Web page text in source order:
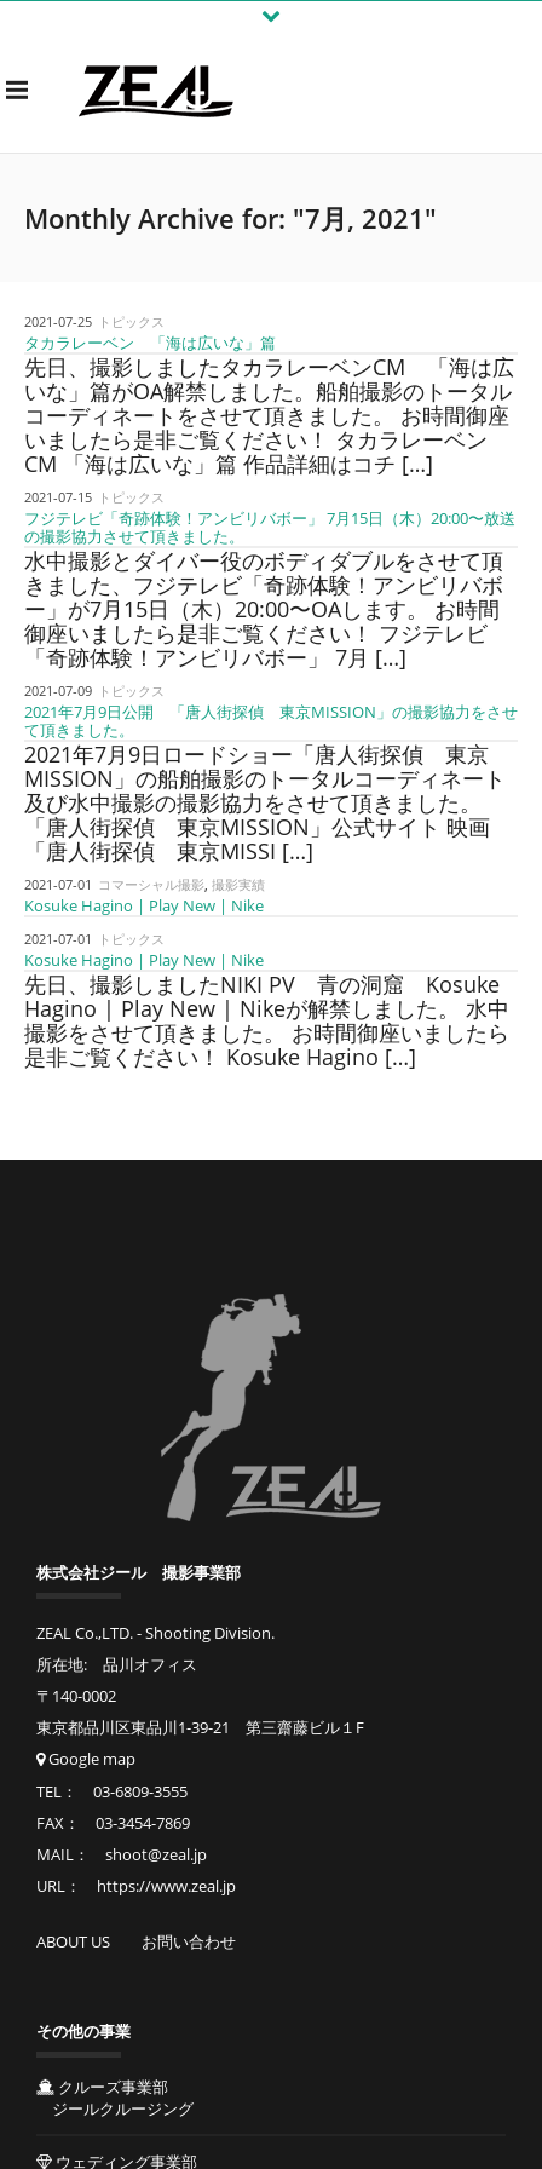
Monthly Archive for: "7月, 2021"
2021-07-25 トピックス
タカラレーベン 「海は広いな」篇
先日、撮影しましたタカラレーベンCM 「海は広
いな」篇がOA解禁しました。船舶撮影のトータル
コーディネートをさせて頂きました。 お時間御座
いましたら是非ご覧ください！ タカラレーベン
CM 「海は広いな」篇 作品詳細はコチ […]
2021-07-15 トピックス
フジテレビ「奇跡体験！アンビリバボー」 7月15日（木）20:00〜放送
の撮影協力させて頂きました。
水中撮影とダイバー役のボディダブルをさせて頂
きました、フジテレビ「奇跡体験！アンビリバボ
ー」が7月15日（木）20:00〜OAします。 お時間
御座いましたら是非ご覧ください！ フジテレビ
「奇跡体験！アンビリバボー」 7月 […]
2021-07-09 トピックス
2021年7月9日公開 「唐人街探偵 東京MISSION」の撮影協力をさせ
て頂きました。
2021年7月9日ロードショー「唐人街探偵 東京
MISSION」の船舶撮影のトータルコーディネート
及び水中撮影の撮影協力をさせて頂きました。
「唐人街探偵 東京MISSION」公式サイト 映画
「唐人街探偵 東京MISSI […]
2021-07-01 コマーシャル撮影, 撮影実績
Kosuke Hagino | Play New | Nike
2021-07-01 トピックス
Kosuke Hagino | Play New | Nike
先日、撮影しましたNIKI PV 青の洞窟 Kosuke
Hagino | Play New | Nikeが解禁しました。 水中
撮影をさせて頂きました。 お時間御座いましたら
是非ご覧ください！ Kosuke Hagino […]
株式会社ジール 撮影事業部
ZEAL Co.,LTD. - Shooting Division.
所在地: 品川オフィス
〒140-0002
東京都品川区東品川1-39-21 第三齋藤ビル１F
Google map
TEL： 03-6809-3555
FAX： 03-3454-7869
MAIL： shoot@zeal.jp
URL： https://www.zeal.jp
ABOUT US お問い合わせ
その他の事業
クルーズ事業部
ジールクルージング
ウェディング事業部